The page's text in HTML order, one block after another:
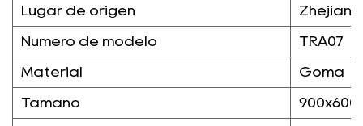
Lugar de origen
Número de modelo TRA07
Material Goma
Tamaño